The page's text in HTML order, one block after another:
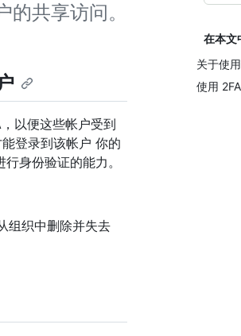
共享访问。
在本文
关于使
使用
以便这些帐户受到
登录到该帐户 你的
身份验证的能力。
组织中删除并失去